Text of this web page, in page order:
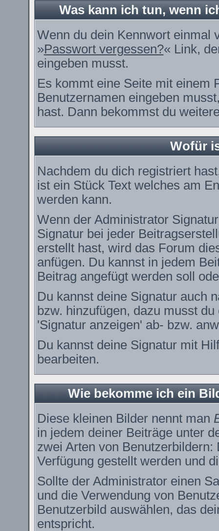
Was kann ich tun, wenn
Wenn du dein Kennwort einmal
»Passwort vergessen?« Link,
eingeben musst.
Es kommt eine Seite mit einem
Benutzernamen eingeben
hast. Dann bekommst du
Wofür
Nachdem du dich registriert
ist ein Stück Text welches am
werden kann.
Wenn der Administrator
Signatur bei jeder
erstellt hast, wird das Forum
anfügen. Du kannst in jedem
Beitrag angefügt werden soll
Du kannst deine Signatur auch
bzw. hinzufügen, dazu musst
'Signatur anzeigen' ab- bzw.
Du kannst deine Signatur mit
bearbeiten.
Wie bekomme ich ein
Diese kleinen Bilder nennt man
in jedem deiner Beiträge unter
zwei Arten von
Verfügung gestellt werden und
Sollte der Administrator einen
und die Verwendung von
Benutzerbild auswählen, das
entspricht.